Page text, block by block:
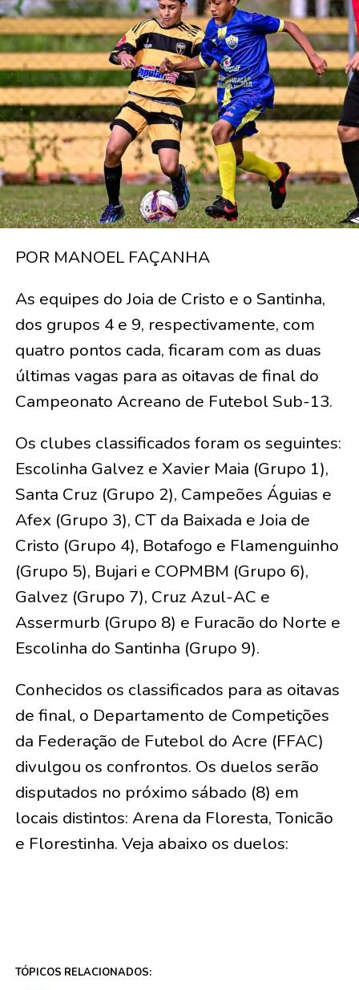
POR MANOEL FAÇANHA
As equipes do Joia de Cristo e o Santinha,
dos grupos 4 e 9, respectivamente, com
quatro pontos cada, ficaram com as duas
últimas vagas para as oitavas de final do
Campeonato Acreano de Futebol Sub-13.
Os clubes classificados foram os seguintes:
Escolinha Galvez e Xavier Maia (Grupo 1),
Santa Cruz (Grupo 2), Campeões Águias e
Afex (Grupo 3), CT da Baixada e Joia de
Cristo (Grupo 4), Botafogo e Flamenguinho
(Grupo 5), Bujari e COPMBM (Grupo 6),
Galvez (Grupo 7), Cruz Azul-AC e
Assermurb (Grupo 8) e Furacão do Norte e
Escolinha do Santinha (Grupo 9).
Conhecidos os classificados para as oitavas
de final, o Departamento de Competições
da Federação de Futebol do Acre (FFAC)
divulgou os confrontos. Os duelos serão
disputados no próximo sábado (8) em
locais distintos: Arena da Floresta, Tonicão
e Florestinha. Veja abaixo os duelos:
TÓPICOS RELACIONADOS: